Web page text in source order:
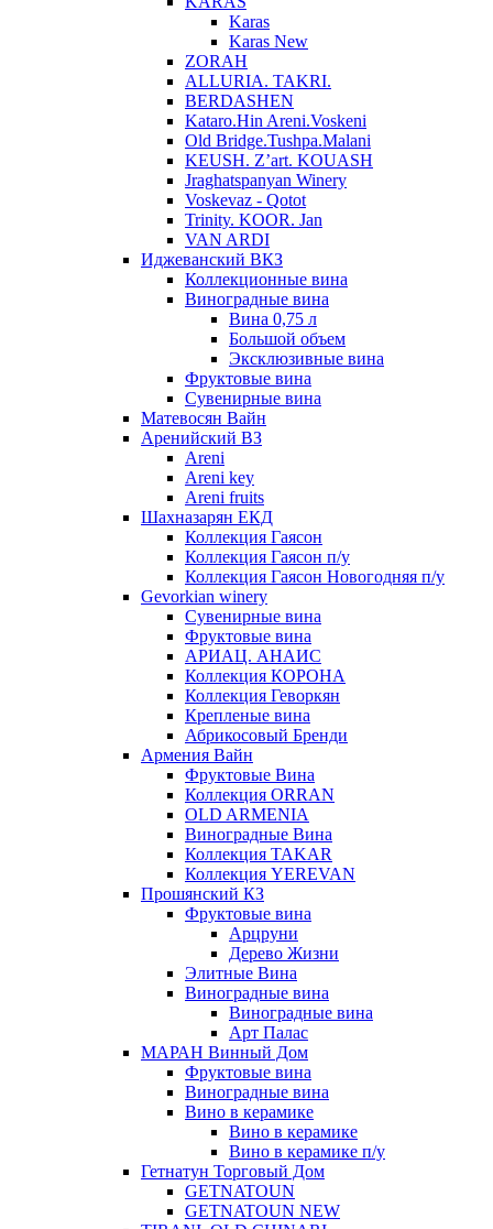
Karas
Karas New
ZORAH
ALLURIA. TAKRI.
BERDASHEN
Kataro.Hin Areni.Voskeni
Old Bridge.Tushpa.Malani
KEUSH. Z’art. KOUASH
Jraghatspanyan Winery
Voskevaz - Qotot
Trinity. KOOR. Jan
VAN ARDI
Иджеванский ВКЗ
Коллекционные вина
Виноградные вина
Вина 0,75 л
Большой объем
Эксклюзивные вина
Фруктовые вина
Cувенирные вина
Матевосян Вайн
Аренийский ВЗ
Areni
Areni key
Areni fruits
Шахназарян ЕКД
Коллекция Гаясон
Коллекция Гаясон п/у
Коллекция Гаясон Новогодняя п/у
Gevorkian winery
Сувенирные вина
Фруктовые вина
АРИАЦ. АНАИС
Коллекция КОРОНА
Коллекция Геворкян
Крепленые вина
Абрикосовый Бренди
Армения Вайн
Фруктовые Вина
Коллекция ORRAN
OLD ARMENIA
Виноградные Вина
Коллекция TAKAR
Коллекция YEREVAN
Прошянский КЗ
Фруктовые вина
Арцруни
Дерево Жизни
Элитные Вина
Виноградные вина
Виноградные вина
Арт Палас
МАРАН Винный Дом
Фруктовые вина
Виноградные вина
Вино в керамике
Вино в керамике
Вино в керамике п/у
Гетнатун Торговый Дом
GETNATOUN
GETNATOUN NEW